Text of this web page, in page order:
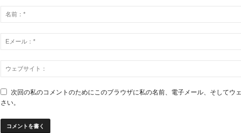
次回の私のコメントのためにこのブラウザに私の名前、電子メール、そしてウ
さい。